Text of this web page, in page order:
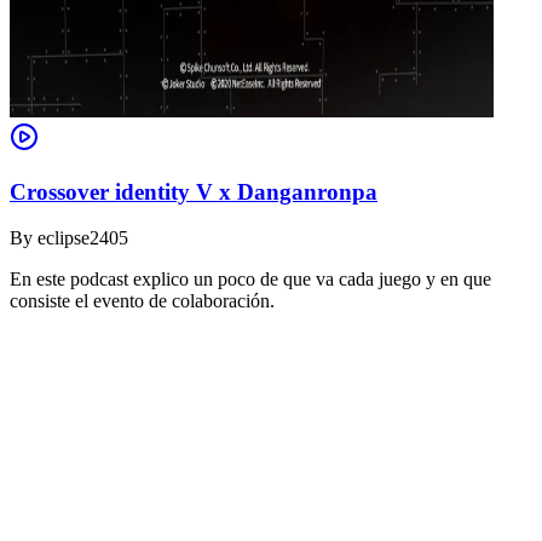
Crossover identity V x Danganronpa
By eclipse2405
En este podcast explico un poco de que va cada juego y en que
consiste el evento de colaboración.